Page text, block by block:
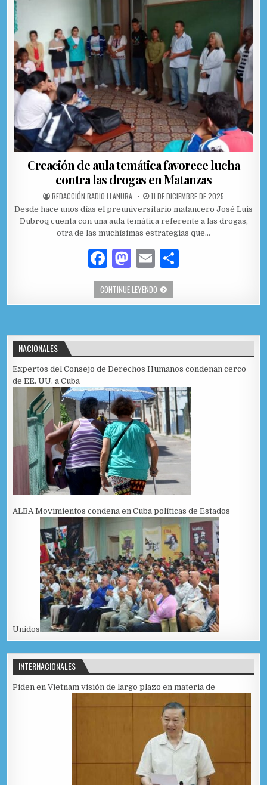
Creación de aula temática favorece lucha
contra las drogas en Matanzas
AUTHOR:
REDACCIÓN RADIO LLANURA PUBLISHED DATE:
11 DE DICIEMBRE DE 2025
Desde hace unos días el preuniversitario matancero José Luis
Dubroq cuenta con una aula temática referente a las drogas,
otra de las muchísimas estrategias que…
F
a
c
b
o
o
k
M
as
to
o
n
E
m
ai
ar
ti
r
CONTINUE LEYENDO CREACIÓN DE AULA TEMÁTICA
NACIONALES
Expertos del Consejo de Derechos Humanos condenan cerco
de EE. UU. a Cuba
ALBA Movimientos condena en Cuba políticas de Estados
Unidos
INTERNACIONALES
Piden en Vietnam visión de largo plazo en materia de